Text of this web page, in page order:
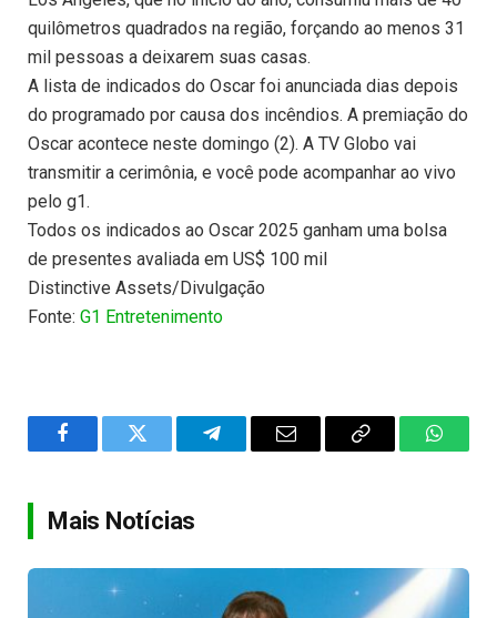
quilômetros quadrados na região, forçando ao menos 31
mil pessoas a deixarem suas casas.
A lista de indicados do Oscar foi anunciada dias depois
do programado por causa dos incêndios. A premiação do
Oscar acontece neste domingo (2). A TV Globo vai
transmitir a cerimônia, e você pode acompanhar ao vivo
pelo g1.
Todos os indicados ao Oscar 2025 ganham uma bolsa
de presentes avaliada em US$ 100 mil
Distinctive Assets/Divulgação
Fonte: G1 Entretenimento
FacebookTwitter TelegramEmail
Copy
Mais Notícias